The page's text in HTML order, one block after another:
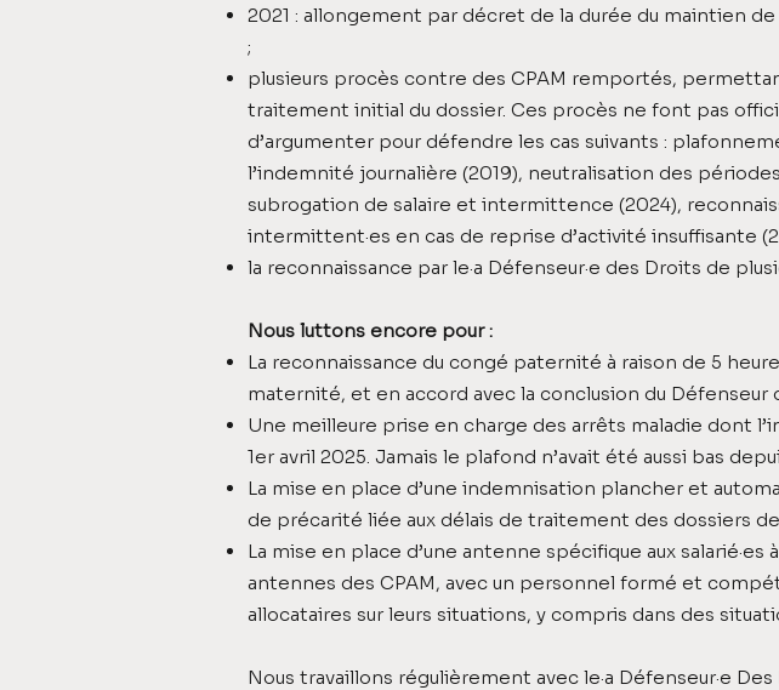
2021 : allongement par décret de la durée du maintien
;
plusieurs procès contre des CPAM remportés,
traitement initial du dossier. Ces procès ne font pas
d’argumenter pour défendre les cas suivants :
l’indemnité journalière (2019), neutralisation des
subrogation de salaire et intermittence (2024),
intermittent·es en cas de reprise d’activité insuffisante
la reconnaissance par le·a Défenseur·e des Droits de
Nous luttons encore pour :
La reconnaissance du congé paternité à raison de 5
maternité, et en accord avec la conclusion du Défenseur
Une meilleure prise en charge des arrêts maladie dont
1er avril 2025. Jamais le plafond n’avait été aussi bas
La mise en place d’une indemnisation plancher et
de précarité liée aux délais de traitement des dossiers
La mise en place d’une antenne spécifique aux
antennes des CPAM, avec un personnel formé et
allocataires sur leurs situations, y compris dans des
Nous travaillons régulièrement avec le·a Défenseur·e